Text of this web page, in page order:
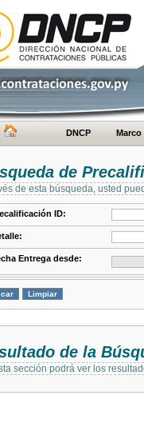
DNCP Marco
de
de esta búsqueda, usted
ID:
Entrega desde:
de la
sección podrá ver los